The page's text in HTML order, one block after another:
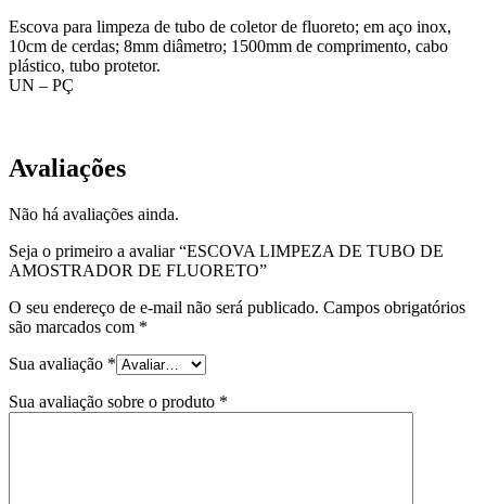
Escova para limpeza de tubo de coletor de fluoreto; em aço inox,
10cm de cerdas; 8mm diâmetro; 1500mm de comprimento, cabo
plástico, tubo protetor.
UN – PÇ
Avaliações
Não há avaliações ainda.
Seja o primeiro a avaliar “ESCOVA LIMPEZA DE TUBO DE
AMOSTRADOR DE FLUORETO”
O seu endereço de e-mail não será publicado. Campos obrigatórios
são marcados com *
Sua avaliação *
Sua avaliação sobre o produto *